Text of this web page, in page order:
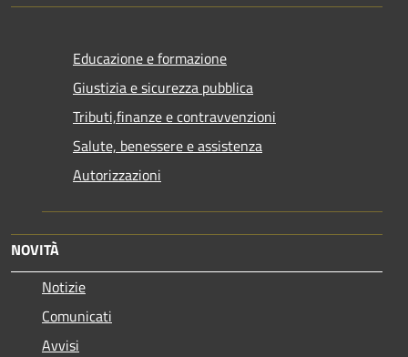
Educazione e formazione
Giustizia e sicurezza pubblica
Tributi,finanze e contravvenzioni
Salute, benessere e assistenza
Autorizzazioni
NOVITÀ
Notizie
Comunicati
Avvisi